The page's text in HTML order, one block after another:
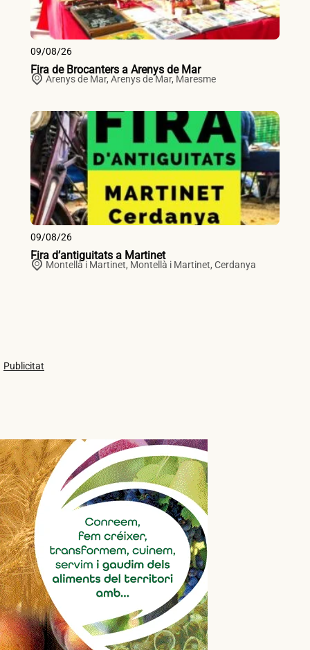
09/08/26
Fira de Brocanters a Arenys de Mar
Arenys de Mar, Arenys de Mar, Maresme
09/08/26
Fira d’antiguitats a Martinet
Montellà i Martinet, Montellà i Martinet, Cerdanya
Publicitat